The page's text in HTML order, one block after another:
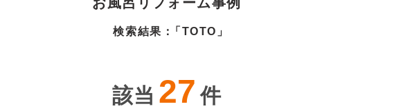
検索結果： TOTO
該当 27 件